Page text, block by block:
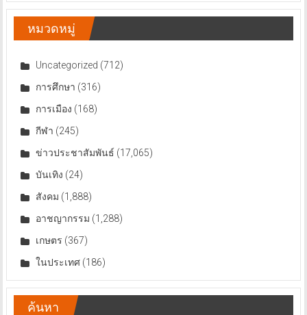
หมวดหมู่
Uncategorized (712)
การศึกษา (316)
การเมือง (168)
กีฬา (245)
ข่าวประชาสัมพันธ์ (17,065)
บันเทิง (24)
สังคม (1,888)
อาชญากรรม (1,288)
เกษตร (367)
ในประเทศ(186)
ค้นหา